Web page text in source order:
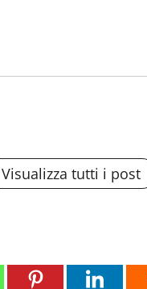
Visualizza tutti i post